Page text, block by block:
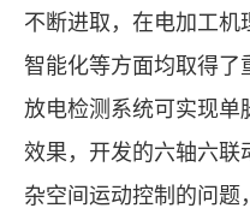
不断进取，在电加工机
智能化等方面均取得
放电检测系统可实现
效果，开发的六轴六
杂空间运动控制的问